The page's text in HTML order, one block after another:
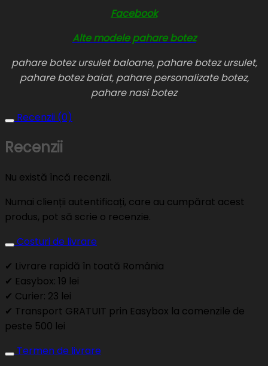
Facebook
Alte modele pahare botez
pahare botez ursulet baloane, pahare botez ursulet,
pahare botez baiat, pahare personalizate botez,
pahare nasi botez
Recenzii (0)
Recenzii
Nu există încă recenzii.
Numai clienții autentificați, care au cumpărat acest
produs, pot să scrie o recenzie.
Costuri de livrare
✔ Livrare rapidă în toată România
✔ Easybox: 19 lei
✔ Curier: 23 lei
✔ Transport GRATUIT prin Easybox la comenzile de
peste 500 lei
Termen de livrare